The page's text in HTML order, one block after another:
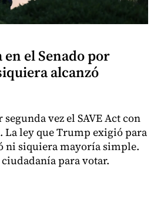
en el Senado por
alcanzó
vez el SAVE Act con
La ley que Trump exigió para
ni siquiera mayoría simple.
para votar.